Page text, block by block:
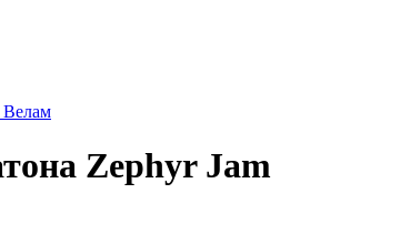
Велам
Zephyr Jam